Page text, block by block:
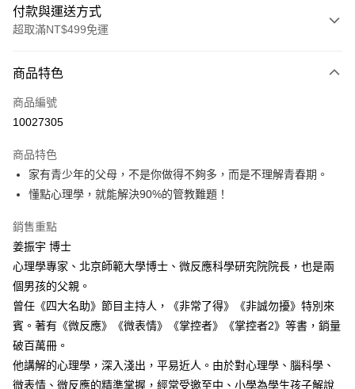
付款與運送方式
超取滿NT$499免運
信用卡一次付款
運送方式
付款後全家取貨
每筆NT$60，滿NT$499(含以上)免運費
付款後7-11取貨
每筆NT$60，滿NT$499(含以上)免運費
宅配
每筆NT$100，滿NT$499(含以上)免運費
商品特色
商品編號
10027305
商品特色
家有青少年的父母，不是你做得不夠多，而是不理解青春期。
懂點心理學，就能解決90%的管教難題！
銷售重點
姜振宇 博士
心理學專家、北京師範大學博士、微反應科學研究院院長，也是兩
個男孩的父親。
曾任《四大名助》節目主持人，《非常了得》《非誠勿擾》特別來
賓。著有《微反應》《微表情》《掌控者》《掌控者2》等書，銷量
破百萬冊。
他講解的心理學，深入淺出，平易近人。由於對心理學、腦科學、
微表情、微反應的精準掌握，經常受邀至中、小學為學生孩子解說